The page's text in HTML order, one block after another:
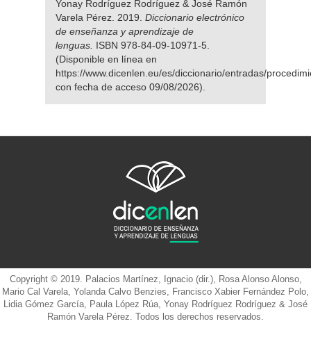
Yonay Rodríguez Rodríguez & José Ramón
Varela Pérez. 2019. Diccionario electrónico
de enseñanza y aprendizaje de
lenguas. ISBN 978-84-09-10971-5.
(Disponible en línea en
https://www.dicenlen.eu/es/diccionario/entradas/
con fecha de acceso 09/08/2026).
Copyright © 2019. Palacios Martínez, Ignacio (dir.), Rosa Alonso Alonso,
Mario Cal Varela, Yolanda Calvo Benzies, Francisco Xabier Fernández Polo,
Lidia Gómez García, Paula López Rúa, Yonay Rodríguez Rodríguez & José
Ramón Varela Pérez. Todos los derechos reservados.